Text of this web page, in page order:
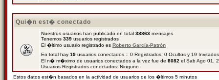
Qui�n est� conectado
Nuestros usuarios han publicado en total 38863 mensajes
Tenemos 339 usuarios registrados
El �ltimo usuario registrado es Roberto García-Patrón
En total hay 19 usuarios conectados :: 0 Registrados, 0 Ocultos y 19
El n� m�ximo de usuarios conectados a la vez fue de 8082 el Sab Ago 01,
Usuarios Registrados conectados: Ninguno
Estos datos est�n basados en la actividad de usuarios de los �ltimos 5 minutos